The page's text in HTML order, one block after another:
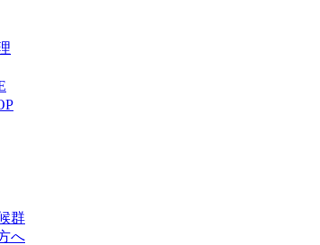
群
へ